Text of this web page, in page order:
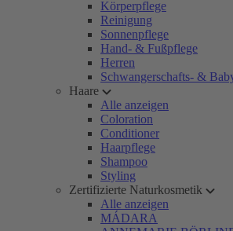
Körperpflege
Reinigung
Sonnenpflege
Hand- & Fußpflege
Herren
Schwangerschafts- &
Haare
Alle anzeigen
Coloration
Conditioner
Haarpflege
Shampoo
Styling
Zertifizierte Naturkosmetik
Alle anzeigen
MÁDARA